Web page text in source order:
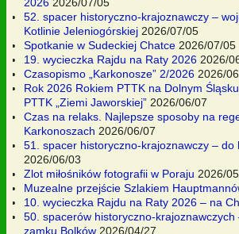
2026 2026/07/05
52. spacer historyczno-krajoznawczy –
Kotlinie Jeleniogórskiej 2026/07/05
Spotkanie w Sudeckiej Chatce 2026/07/05
19. wycieczka Rajdu na Raty 2026 2026/
Czasopismo „Karkonosze” 2/2026 2026/
Rok 2026 Rokiem PTTK na Dolnym
PTTK „Ziemi Jaworskiej” 2026/06/07
Czas na relaks. Najlepsze sposoby na
Karkonoszach 2026/06/07
51. spacer historyczno-krajoznawczy – do
2026/06/03
Zlot miłośników fotografii w Poraju 2026/
Muzealne przejście Szlakiem
10. wycieczka Rajdu na Raty 2026 – na
50. spacerów historyczno-krajoznawczych
zamku Bolków 2026/04/27